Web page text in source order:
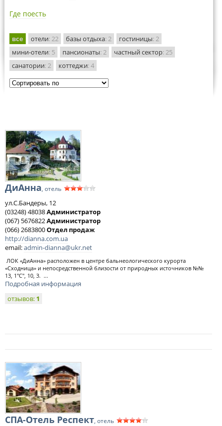
Где поесть
все отели: 22 базы отдыха: 2 гостиницы: 2
мини-отели: 5 пансионаты: 2 частный сектор: 25
санатории: 2 коттеджи: 4
ДиАнна, отель
ул.С.Бандеры, 12
(03248) 48038Администратор
(067) 5676822Администратор
(066) 2683800Отдел продаж
http://dianna.com.ua
email:admin-dianna@ukr.net
ЛОК «ДиАнна» расположен в центре бальнеологического курорта
«Сходница» и непосредственной близости от природных источников №№
13, 1"С", 10, 3. ...
Подробная информация
отзывов: 1
СПА-Отель Респект, отель